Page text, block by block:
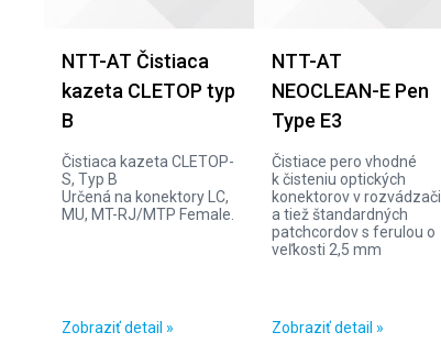
NTT-AT Čistiaca
kazeta CLETOP typ
B
Čistiaca kazeta CLETOP-
S, Typ B
Určená na konektory LC,
MU, MT-RJ/MTP Female.
Zobraziť detail »
NTT-AT
NEOCLEAN-E Pen
Type E3
Čistiace pero vhodné
k čisteniu optických
konektorov v rozvádzači
a tiež štandardných
patchcordov s ferulou o
veľkosti 2,5 mm
Zobraziť detail »